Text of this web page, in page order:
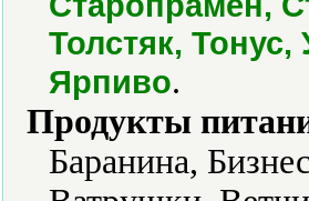
Толстяк,
Ярпиво.
Продукты
Баранина,